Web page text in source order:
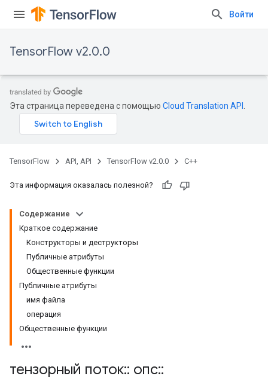
Войти
TensorFlow v2.0.0
Эта страница переведена с помощью Cloud Translation API
TensorFlow API, API TensorFlow v2.0.0 C++
Эта информация оказалась полезной?
Содержание
Краткое содержание
Конструкторы и деструкторы
Публичные атрибуты
Общественные функции
Публичные атрибуты
имя файла
операция
Общественные функции
тензорный поток:: опс::